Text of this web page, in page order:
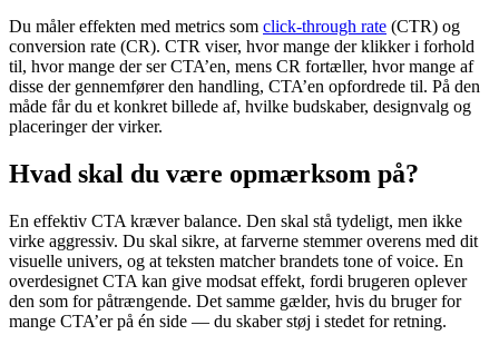
Du måler effekten med metrics som click-through rate (CTR) og
conversion rate (CR). CTR viser, hvor mange der klikker i forhold
til, hvor mange der ser CTA’en, mens CR fortæller, hvor mange af
disse der gennemfører den handling, CTA’en opfordrede til. På den
måde får du et konkret billede af, hvilke budskaber, designvalg og
placeringer der virker.
Hvad skal du være opmærksom på?
En effektiv CTA kræver balance. Den skal stå tydeligt, men ikke
virke aggressiv. Du skal sikre, at farverne stemmer overens med dit
visuelle univers, og at teksten matcher brandets tone of voice. En
overdesignet CTA kan give modsat effekt, fordi brugeren oplever
den som for påtrængende. Det samme gælder, hvis du bruger for
mange CTA’er på én side — du skaber støj i stedet for retning.